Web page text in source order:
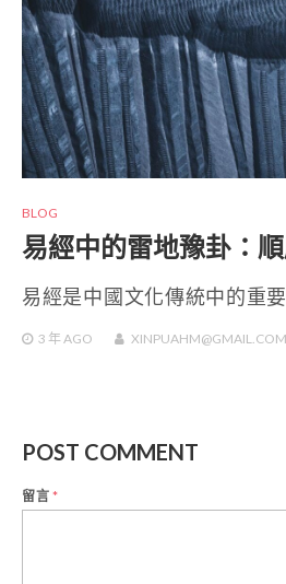
BLOG
易經中的雷地豫卦：
易經是中國文化傳統中的重
3 年 AGO XINPUAHM@GMAIL.COM
POST COMMENT
留言*